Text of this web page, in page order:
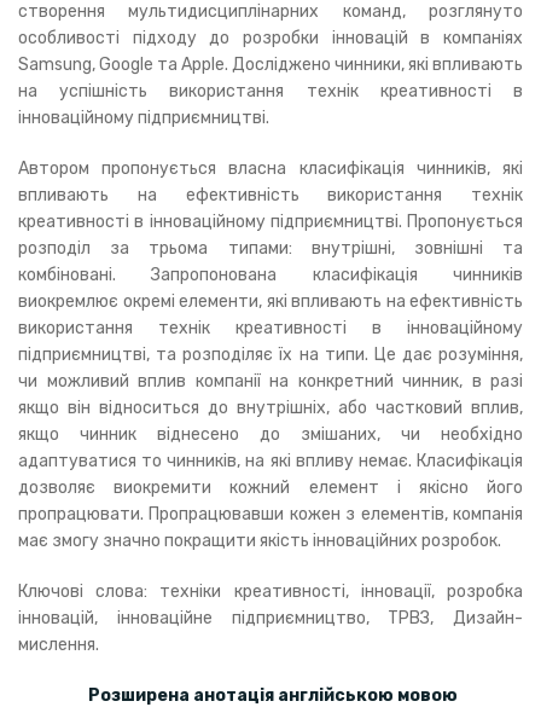
створення мультидисциплінарних команд, розглянуто
особливості підходу до розробки інновацій в компаніях
Samsung, Google та Apple. Досліджено чинники, які впливають
на успішність використання технік креативності в
інноваційному підприємництві.
Автором пропонується власна класифікація чинників, які
впливають на ефективність використання технік
креативності в інноваційному підприємництві. Пропонується
розподіл за трьома типами: внутрішні, зовнішні та
комбіновані. Запропонована класифікація чинників
виокремлює окремі елементи, які впливають на ефективність
використання технік креативності в інноваційному
підприємництві, та розподіляє їх на типи. Це дає розуміння,
чи можливий вплив компанії на конкретний чинник, в разі
якщо він відноситься до внутрішніх, або частковий вплив,
якщо чинник віднесено до змішаних, чи необхідно
адаптуватися то чинників, на які впливу немає. Класифікація
дозволяє виокремити кожний елемент і якісно його
пропрацювати. Пропрацювавши кожен з елементів, компанія
має змогу значно покращити якість інноваційних розробок.
Ключові слова: техніки креативності, інновації, розробка
інновацій, інноваційне підприємництво, ТРВЗ, Дизайн-
мислення.
Розширена анотація англійською мовою